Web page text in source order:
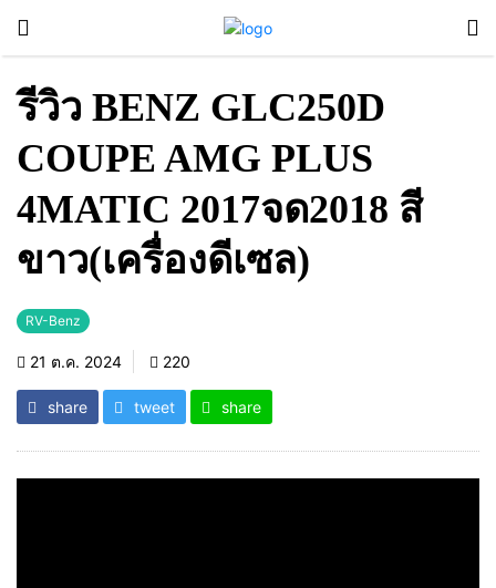
รีวิว BENZ GLC250D
COUPE AMG PLUS
4MATIC 2017จด2018 สี
ขาว(เครื่องดีเซล)
RV-Benz
21 ต.ค. 2024 220
share tweet share